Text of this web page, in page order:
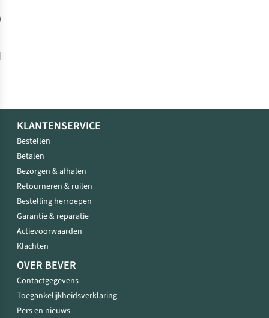
EU 42
KLANTENSERVICE
Bestellen
Betalen
Bezorgen & afhalen
Retourneren & ruilen
Bestelling herroepen
Garantie & reparatie
Actievoorwaarden
Klachten
OVER BEVER
Contactgegevens
Toegankelijkheidsverklaring
Pers en nieuws